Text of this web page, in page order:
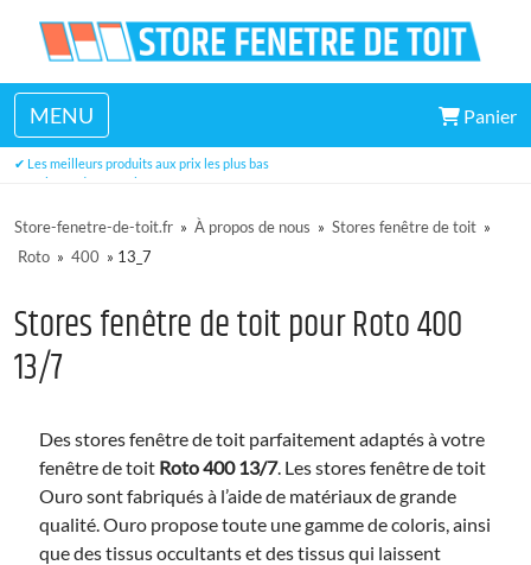
MENU Panier
✔ Un large choix de dimensions disponibles en stock
✔ Les meilleurs produits aux prix les plus bas
✔ Trois ans de garantie
Store-fenetre-de-toit.fr » À propos de nous » Stores fenêtre de toit »
Roto » 400 » 13_7
Stores fenêtre de toit pour Roto 400
13/7
Des stores fenêtre de toit parfaitement adaptés à votre
fenêtre de toit Roto 400 13/7. Les stores fenêtre de toit
Ouro sont fabriqués à l’aide de matériaux de grande
qualité. Ouro propose toute une gamme de coloris, ainsi
que des tissus occultants et des tissus qui laissent